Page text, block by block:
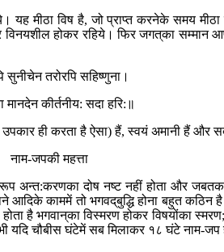
यह मीठा विष है, जो प्राप्त करनेके समय
होकर रहिये। फिर जगत‍्का सम्मान
सुनीचेन तरोरपि सहिष्णुना।
मानदेन कीर्तनीय: सदा हरि:॥
ही करता है ऐसा) हैं, स्वयं अमानी हैं और सबको
नाम-जपकी महत्ता
दोष नष्ट नहीं होता और जबतक
आदिके काममें तो भगवद‍्बुद्धि होना बहुत
है भगवान‍्का विस्मरण होकर विषयोंका
चौबीस घंटेमें सब मिलाकर १८ घंटे नाम-जप